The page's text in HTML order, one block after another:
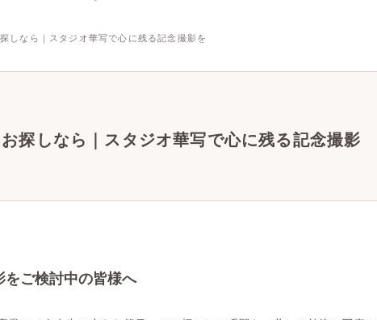
しなら｜スタジオ華写で心に残る記念撮影を
探しなら｜スタジオ華写で心に残る記念撮影
をご検討中の皆様へ